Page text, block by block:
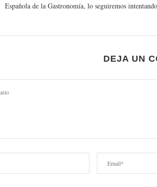
Española de la Gastronomía, lo seguiremos
DEJA UN